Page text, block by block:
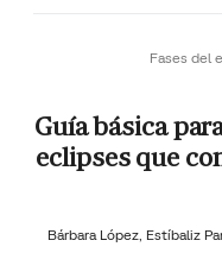
Fases del
Guía básica
eclipses que
Bárbara López, Estíbaliz